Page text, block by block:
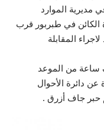
مديرية الموارد
الكائن في طبربور قرب
المقابلة
ساعة من الموعد
دائرة الأحوال
حبر جاف أزرق .